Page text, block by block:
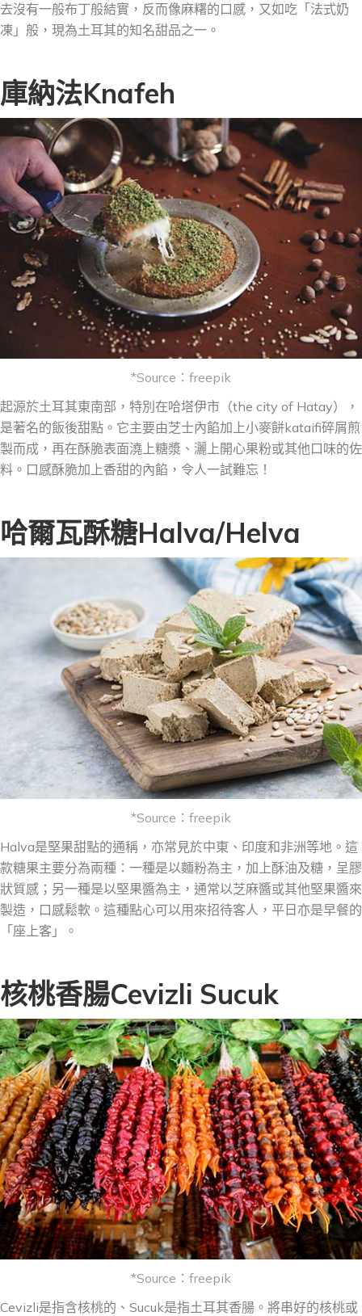
去沒有一般布丁般結實，反而像麻糬的口感，又如吃「法式奶
凍」般，現為土耳其的知名甜品之一。
庫納法Knafeh
*Source：freepik
起源於土耳其東南部，特別在哈塔伊市（the city of Hatay），
是著名的飯後甜點。它主要由芝士內餡加上小麥餅kataifi碎屑煎
製而成，再在酥脆表面澆上糖漿、灑上開心果粉或其他口味的佐
料。口感酥脆加上香甜的內餡，令人一試難忘！
哈爾瓦酥糖Halva/Helva
*Source：freepik
Halva是堅果甜點的通稱，亦常見於中東、印度和非洲等地。這
款糖果主要分為兩種：一種是以麵粉為主，加上酥油及糖，呈膠
狀質感； 另一種是以堅果醬為主，通常以芝麻醬或其他堅果醬來
製造，口感鬆軟。這種點心可以用來招待客人，平日亦是早餐的
「座上客」。
核桃香腸Cevizli Sucuk
*Source：freepik
Cevizli是指含核桃的、Sucuk是指土耳其香腸。將串好的核桃或